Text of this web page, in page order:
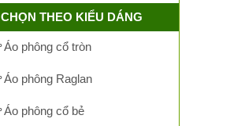
CHỌN THEO KIỂU DÁNG
Áo phông cổ tròn
Áo phông Raglan
Áo phông cổ bẻ